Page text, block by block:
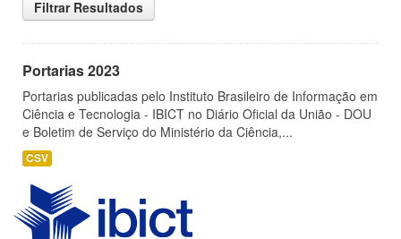
Filtrar Resultados
Portarias 2023
Portarias publicadas pelo Instituto Brasileiro de Informação em
Ciência e Tecnologia - IBICT no Diário Oficial da União - DOU
e Boletim de Serviço do Ministério da Ciência,...
CSV